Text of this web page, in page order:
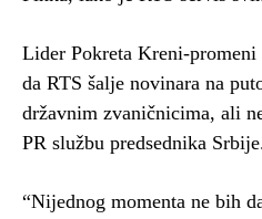
Lider Pokreta Kreni-
da RTS šalje novinara na
državnim zvaničnicima, ali
PR službu predsednika
“Nijednog momenta ne bih